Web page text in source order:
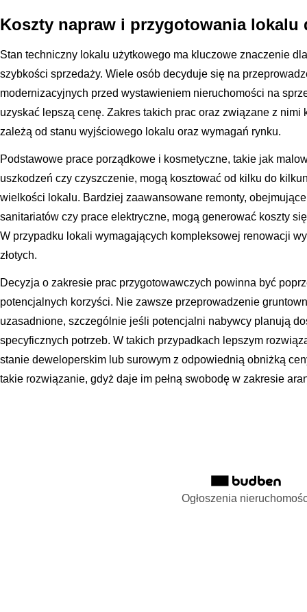
Koszty napraw i przygotowania lokalu
Stan techniczny lokalu użytkowego ma kluczowe znaczenie
szybkości sprzedaży. Wiele osób decyduje się na
modernizacyjnych przed wystawieniem nieruchomości na
uzyskać lepszą cenę. Zakres takich prac oraz związane z nimi
zależą od stanu wyjściowego lokalu oraz wymagań rynku.
Podstawowe prace porządkowe i kosmetyczne, takie jak
uszkodzeń czy czyszczenie, mogą kosztować od kilku do
wielkości lokalu. Bardziej zaawansowane remonty,
sanitariatów czy prace elektryczne, mogą generować koszty
W przypadku lokali wymagających kompleksowej renowacji
złotych.
Decyzja o zakresie prac przygotowawczych powinna być
potencjalnych korzyści. Nie zawsze przeprowadzenie
uzasadnione, szczególnie jeśli potencjalni nabywcy planują
specyficznych potrzeb. W takich przypadkach lepszym
stanie deweloperskim lub surowym z odpowiednią obniżką
takie rozwiązanie, gdyż daje im pełną swobodę w zakresie
Ogłoszenia